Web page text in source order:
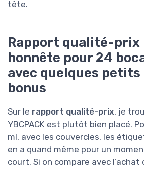
tête.
Rapport qualité-prix
honnête pour 24
avec quelques petits
bonus
Sur le rapport qualité-prix, je
YBCPACK est plutôt bien placé.
ml, avec les couvercles, les
en a quand même pour un
court. Si on compare avec l’achat